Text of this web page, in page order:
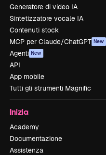
Generatore di video IA
Sintetizzatore vocale IA
Contenuti stock
MCP per Claude/ChatGPT New
Agenti New
API
App mobile
Tutti gli strumenti Magnific
Inizia
Academy
Documentazione
Assistenza